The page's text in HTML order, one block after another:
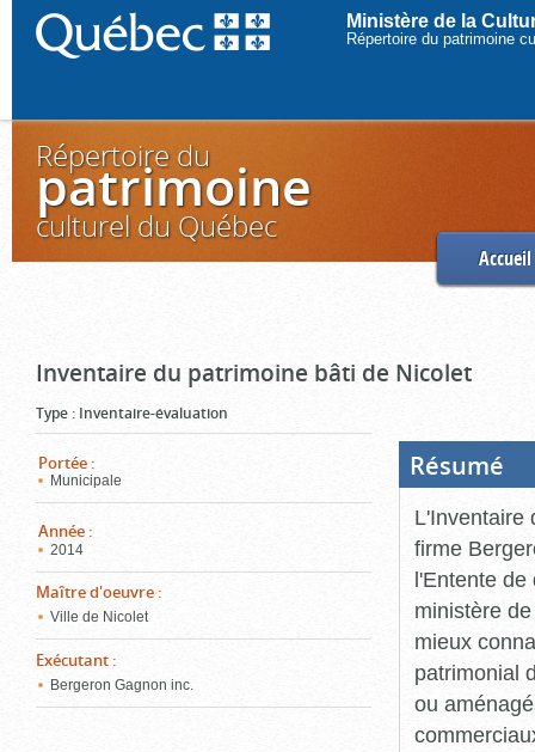
Ministère de la
Répertoire du patrimoine
Répertoire du
patrimoine
culturel du Québec
Accueil
Inventaire du patrimoine bâti de Nicolet
Type : Inventaire-évaluation
Portée :
Municipale
Année :
2014
Maître d'oeuvre :
Ville de Nicolet
Exécutant :
Bergeron Gagnon inc.
Résumé
L'Inventaire
firme
l'Entente de
ministère
mieux
patrimonial
ou